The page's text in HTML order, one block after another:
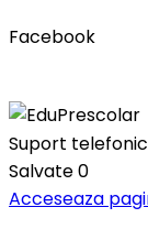
Facebook
Suport telefonic
Salvate0
Acceseaza